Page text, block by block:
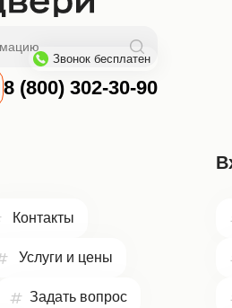
Контакты
Услуги и цены
Задать вопрос
Поиск
8 (800) 302-30-90
Звонок бесплатен